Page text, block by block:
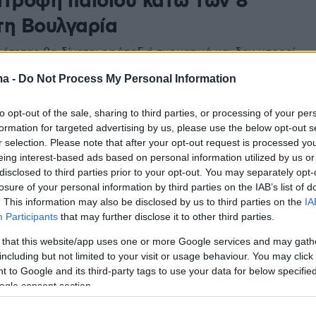
- Do Not Process My Personal Information
opt-out of the sale, sharing to third parties, or processing of your
for targeted advertising by us, please use the below opt-out
selection. Please note that after your opt-out request is processed
interest-based ads based on personal information utilized by us
to third parties prior to your opt-out. You may separately
of your personal information by third parties on the IAB’s list of
This information may also be disclosed by us to third parties on the
Participants that may further disclose it to other third parties.
that this website/app uses one or more Google services and may
but not limited to your visit or usage behaviour. You may
to Google and its third-party tags to use your data for below
consent section.
Βουλγαρία
θα δίνεται εφάπαξ ή τμηματικά και δεν μπορεί
παροχές σε 15 λεπτά μέσω του
δείτε το εγχειρίδιο χρήσης
ΑΑΔΕ
γονικών παροχών σε οκτώ ερωτήσεις - απαντήσεις
γνωρίζουν οι φορολογούμενοι πριν επισκεφθούν
2